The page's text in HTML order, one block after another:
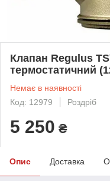
Клапан Regulus
термостатичний
Немає в наявності
Код: 12979
Роздріб
5 250 ₴
Опис Доставка